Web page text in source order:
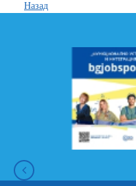
Назад